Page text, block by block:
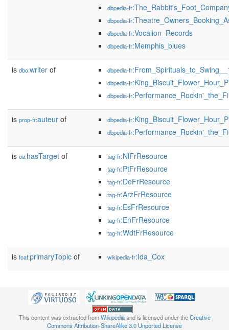
dbpedia-fr
dbpedia-fr
dbpedia-fr:Vocalion_Records
dbpedia-fr:Memphis_blues
is dbo:writer of dbpedia-fr
dbpedia-fr
dbpedia-fr
is prop-fr:auteur of dbpedia-fr
dbpedia-fr
is oa:hasTarget of tag-fr:NlFrResource
tag-fr:PtFrResource
tag-fr:DeFrResource
tag-fr:ArzFrResource
tag-fr:EsFrResource
tag-fr:EnFrResource
tag-fr:WdtFrResource
is foaf:primaryTopic of wikipedia-fr:Ida_Cox
This content was extracted fromWikipediaand is licensed under theCreative
Commons Attribution-ShareAlike 3.0 Unported License